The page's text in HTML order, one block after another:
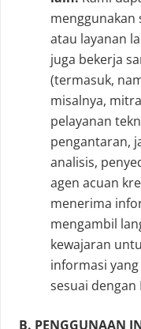
menggunakan
atau layanan
juga bekerja
(termasuk,
misalnya,
pelayanan
pengantaran,
analisis,
agen acuan
menerima
mengambil
kewajaran
informasi
sesuai dengan
B. PENGGUNAAN